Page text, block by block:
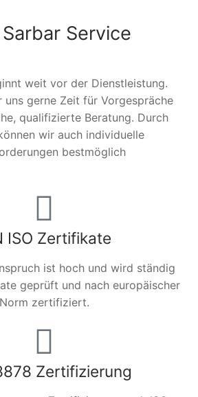
Service
weit vor der Dienstleistung.
uns gerne Zeit für Vorgespräche
qualifizierte Beratung. Durch
wir auch individuelle
bestmöglich
ISO Zertifikate
ist hoch und wird ständig
geprüft und nach europäischer
Norm zertifiziert.
Zertifizierung